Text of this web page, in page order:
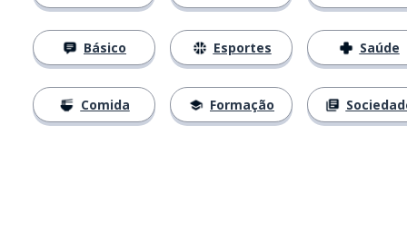
Básico
Comida
Esportes
Formação
Saúde